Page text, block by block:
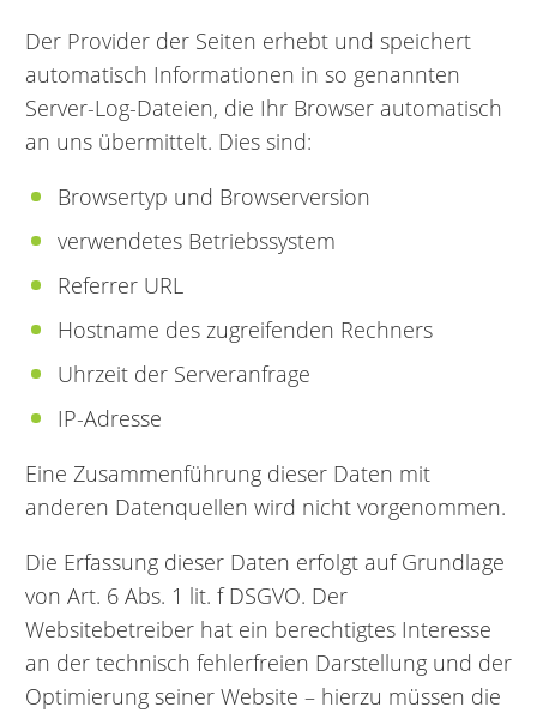
Der Provider der Seiten erhebt und speichert
automatisch Informationen in so genannten
Server-Log-Dateien, die Ihr Browser automatisch
an uns übermittelt. Dies sind:
Browsertyp und Browserversion
verwendetes Betriebssystem
Referrer URL
Hostname des zugreifenden Rechners
Uhrzeit der Serveranfrage
IP-Adresse
Eine Zusammenführung dieser Daten mit
anderen Datenquellen wird nicht vorgenommen.
Die Erfassung dieser Daten erfolgt auf Grundlage
von Art. 6 Abs. 1 lit. f DSGVO. Der
Websitebetreiber hat ein berechtigtes Interesse
an der technisch fehlerfreien Darstellung und der
Optimierung seiner Website – hierzu müssen die